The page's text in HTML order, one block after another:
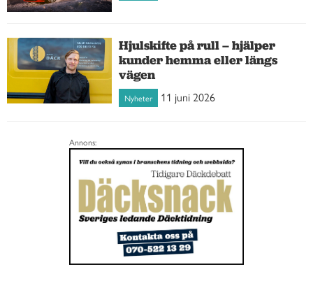
Hjulskifte på rull – hjälper
kunder hemma eller längs
vägen
Nyheter 11 juni 2026
Annons: